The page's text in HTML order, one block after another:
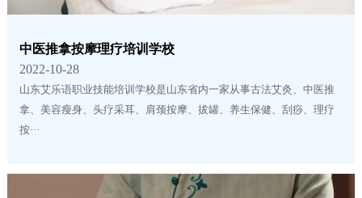
中医推拿按摩理疗培训学校
2022-10-28
山东艾乐语职业技能培训学校是山东省内一家从事古法艾灸、中医推
拿、美容瘦身、头疗采耳、肩颈按摩、拔罐、养生保健、刮痧、理疗
按···